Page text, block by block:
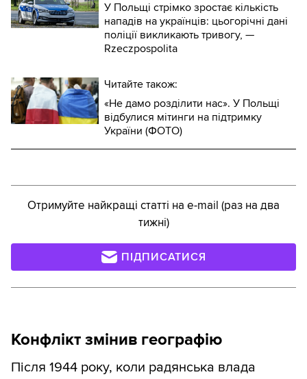
У Польщі стрімко зростає кількість
нападів на українців: цьогорічні дані
поліції викликають тривогу, —
Rzeczpospolita
Читайте також:
«Не дамо розділити нас». У Польщі
відбулися мітинги на підтримку
України (ФОТО)
Отримуйте найкращі статті на e-mail (раз на два
тижні)
ПІДПИСАТИСЯ
Конфлікт змінив географію
Після 1944 року, коли радянська влада